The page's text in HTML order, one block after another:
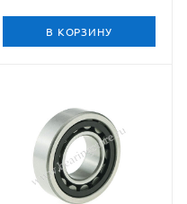
В КОРЗИНУ